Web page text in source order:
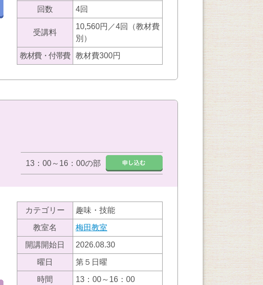
回数 4回
受講料
10,560円／4回（教材費
別）
教材費・付帯費 教材費300円
13：00～16：00の部
カテゴリー 趣味・技能
教室名 梅田教室
開講開始日 2026.08.30
曜日 第５日曜
時間 13：00～16：00